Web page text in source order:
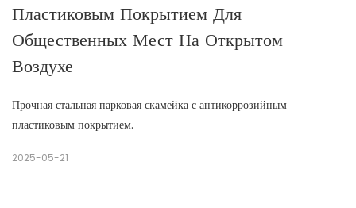
Пластиковым Покрытием Для
Общественных Мест На Открытом
Воздухе
Прочная стальная парковая скамейка с антикоррозийным
пластиковым покрытием.
2025-05-21